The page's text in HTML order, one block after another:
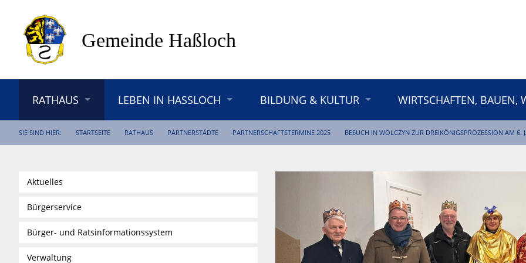
RATHAUS LEBEN IN HASSLOCH BILDUNG & KULTUR WIRTSCHAFTEN,
SIE SIND HIER: STARTSEITE RATHAUS PARTNERSTÄDTE PARTNERSCHAFTSTERMINE 2025 BESUCH IN WOLCZYN ZUR DREIKÖNIGSPROZESSION AM 6.
Aktuelles
Bürgerservice
Bürger- und Ratsinformationssystem
Verwaltung